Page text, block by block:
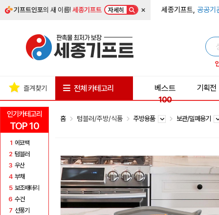
기프트인포의 새 이름!세종기프트 자세히 × 세종기프트, 공공기
인기카테고리
TOP 10
1 에코백
2 텀블러
3 우산
4 부채
5 보조배터리
6 수건
7 선풍기
즐겨찾기 전체 카테고리
베스트
100
기획전
홈 텀블러/주방/식품 주방용품 보관/밀폐용기